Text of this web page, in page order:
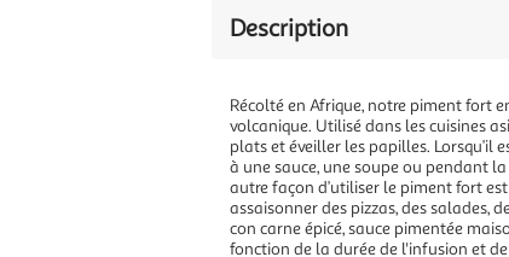
Description
Récolté en Afrique, notre piment fort
volcanique. Utilisé dans les cuisines
plats et éveiller les papilles. Lorsqu’il
à une sauce, une soupe ou pendant
autre façon d’utiliser le piment fort
assaisonner des pizzas, des salades,
con carne épicé, sauce pimentée
fonction de la durée de l'infusion et